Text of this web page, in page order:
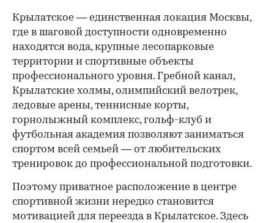
Крылатское — единственная локация Москвы,
где в шаговой доступности одновременно
находятся вода, крупные лесопарковые
территории и спортивные объекты
профессионального уровня. Гребной канал,
Крылатские холмы, олимпийский велотрек,
ледовые арены, теннисные корты,
горнолыжный комплекс, гольф-клуб и
футбольная академия позволяют заниматься
спортом всей семьей — от любительских
тренировок до профессиональной подготовки.
Поэтому приватное расположение в центре
спортивной жизни нередко становится
мотивацией для переезда в Крылатское. Здесь